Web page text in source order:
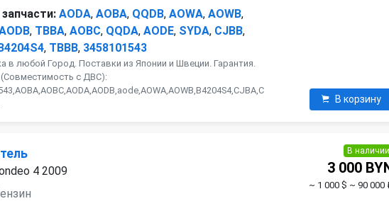
AODA,AOBA, QQDB,AOWA,AOWB,
, TBBA,AOBC, QQDA,AODE, SYDA, CJBB,
, TBBB, 3458101543
в любой Город. Поставки из Японии и Швеции. Гарантия.
(Совместимость с ДВС):
В корзину
4 2009
В наличии
3 000
~ 1 000 $ ~ 90 000